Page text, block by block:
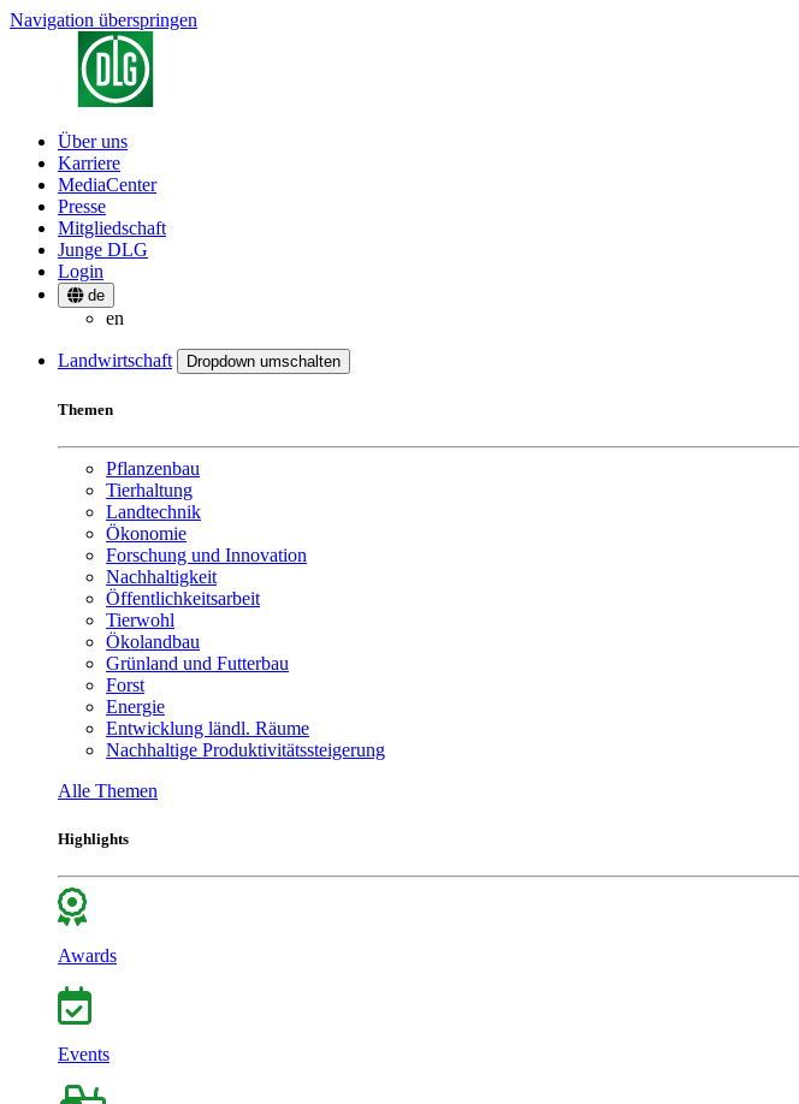
Navigation überspringen
Über uns
Karriere
MediaCenter
Presse
Mitgliedschaft
Junge DLG
Login
de
en
Landwirtschaft Dropdown umschalten
Themen
Pflanzenbau
Tierhaltung
Landtechnik
Ökonomie
Forschung und Innovation
Nachhaltigkeit
Öffentlichkeitsarbeit
Tierwohl
Ökolandbau
Grünland und Futterbau
Forst
Energie
Entwicklung ländl. Räume
Nachhaltige Produktivitätssteigerung
Alle Themen
Highlights
Awards
Events